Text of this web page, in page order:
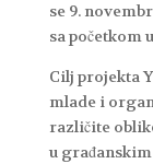
se 9.
sa početkom
Cilj projekta
mlade i
različite
u